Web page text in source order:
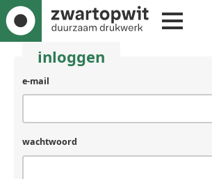
inloggen
gebruikersnaam
(laat
als
een
mens
e-mail
wachtwoord